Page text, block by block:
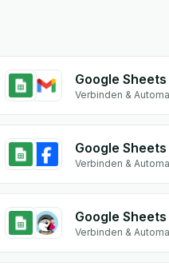
Google Sheets
Verbinden &
Verbinden &
Google
Verbinden &